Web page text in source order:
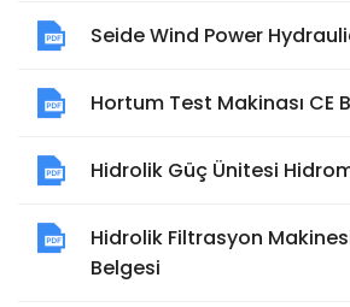
Seide Wind Power
Hortum Test Makinası CE
Hidrolik Güç Ünitesi
Hidrolik Filtrasyon
Belgesi